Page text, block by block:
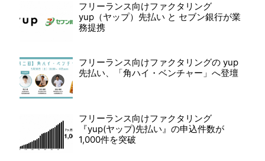
フリーランス向けファクタリング
yup（ヤップ）先払い と セブン銀行が業
務提携
フリーランス向けファクタリングの yup
先払い、「角ハイ・ベンチャー」へ登壇
フリーランス向けファクタリング
『yup(ヤップ)先払い』の申込件数が
1,000件を突破